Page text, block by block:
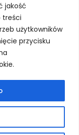
jakość
treści
użytkowników
przycisku